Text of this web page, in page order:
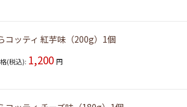
コッティ 紅芋味（200g）1個
(税込): 1,200 円